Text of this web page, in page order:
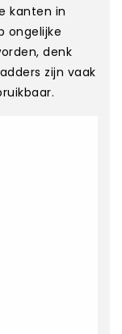
kanten in
ongelijke
denk
zijn vaak